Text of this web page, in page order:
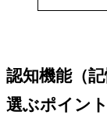
認知機能（
選ぶポイン